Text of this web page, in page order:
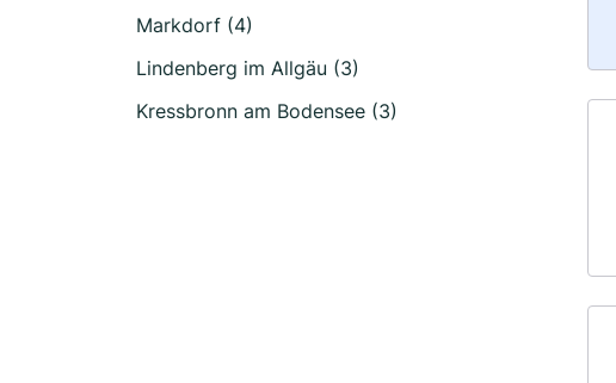
Markdorf (4)
Lindenberg im Allgäu (3)
Kressbronn am Bodensee (3)